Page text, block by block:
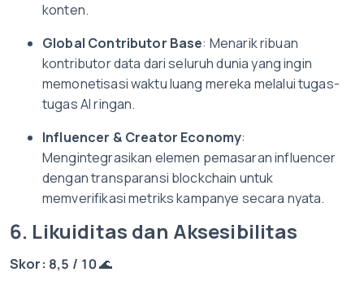
konten.
Global Contributor Base: Menarik ribuan
kontributor data dari seluruh dunia yang ingin
memonetisasi waktu luang mereka melalui tugas-
tugas AI ringan.
Influencer & Creator Economy:
Mengintegrasikan elemen pemasaran influencer
dengan transparansi blockchain untuk
memverifikasi metriks kampanye secara nyata.
6. Likuiditas dan Aksesibilitas
Skor: 8,5 / 10🌊